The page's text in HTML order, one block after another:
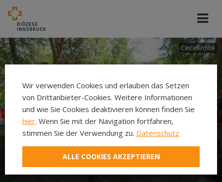
Cincelli/dibk
Neuer Pilgerweg Via
Laudato si’
Wir verwenden Cookies und erlauben das Setzen
von Drittanbieter-Cookies. Weitere Informationen
und wie Sie Cookies deaktivieren können finden Sie
hier. Wenn Sie mit der Navigation fortfahren,
stimmen Sie der Verwendung zu. Datenschutz
ALLE COOKIES AKZEPTIEREN